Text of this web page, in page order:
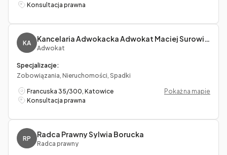
Konsultacja prawna
KA
Adwokat
Specjalizacje:
Zobowiązania, Nieruchomości, Spadki
Francuska 35/300, Katowice
Pokaż na mapie
Konsultacja prawna
RP Radca Prawny Sylwia Borucka
Radca prawny